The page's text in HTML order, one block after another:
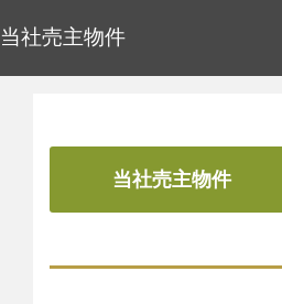
当社売主物件
当社売主物件